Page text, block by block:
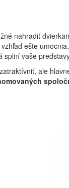
nahradiť
ešte
splní vaše
ale